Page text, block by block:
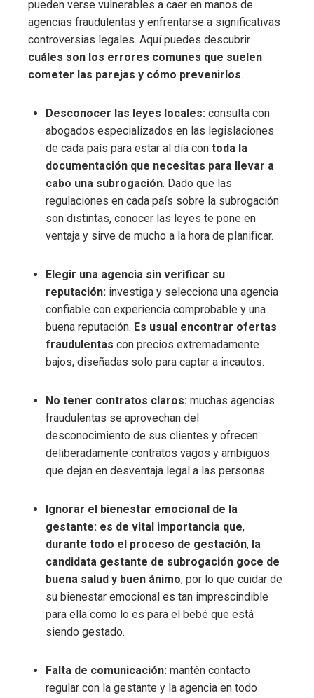
pueden verse vulnerables a caer en manos de
agencias fraudulentas y enfrentarse a significativas
controversias legales. Aquí puedes descubrir
cuáles son los errores comunes que suelen
cometer las parejas y cómo prevenirlos.
Desconocer las leyes locales: consulta con
abogados especializados en las legislaciones
de cada país para estar al día con toda la
documentación que necesitas para llevar a
cabo una subrogación. Dado que las
regulaciones en cada país sobre la subrogación
son distintas, conocer las leyes te pone en
ventaja y sirve de mucho a la hora de planificar.
Elegir una agencia sin verificar su
reputación: investiga y selecciona una agencia
confiable con experiencia comprobable y una
buena reputación. Es usual encontrar ofertas
fraudulentas con precios extremadamente
bajos, diseñadas solo para captar a incautos.
No tener contratos claros: muchas agencias
fraudulentas se aprovechan del
desconocimiento de sus clientes y ofrecen
deliberadamente contratos vagos y ambiguos
que dejan en desventaja legal a las personas.
Ignorar el bienestar emocional de la
gestante: es de vital importancia que,
durante todo el proceso de gestación, la
candidata gestante de subrogación goce de
buena salud y buen ánimo, por lo que cuidar de
su bienestar emocional es tan imprescindible
para ella como lo es para el bebé que está
siendo gestado.
Falta de comunicación: mantén contacto
regular con la gestante y la agencia en todo